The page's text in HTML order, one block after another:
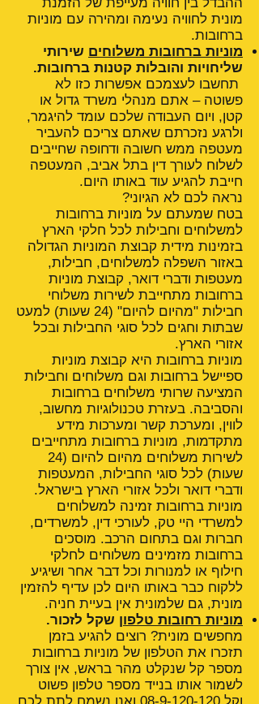
מונית לחוויה נעימה ומהירה עם מוניות
ברחובות.
מוניות ברחובות משלוחים שירותי
שליחויות והובלות קטנות ברחובות.
תחשבו לעצמכם אפשרות כזו לא
פשוטה – אתם מנהלי משרד גדול או
קטן, ויום העבודה שלכם עומד להיגמר,
ולרגע נזכרתם שאתם צריכם להעביר
מעטפה ממש חשובה ודחופה שחייבים
לשלוח לעורך דין בתל אביב, המעטפה
חייבת להגיע עוד באותו היום.
נראה לכם לא הגיוני?
בטח שמעתם על מוניות ברחובות
למשלוחים וחבילות לכל חלקי הארץ
בזמינות מידית קבוצת המוניות הגדולה
באזור השפלה למשלוחים, חבילות,
מעטפות ודברי דואר, קבוצת מוניות
ברחובות מתחייבת לשירות משלוחי
חבילות "מהיום להיום" (24 שעות) למעט
שבתות וחגים לכל סוגי החבילות ובכל
אזורי הארץ.
מוניות ברחובות היא קבוצת מוניות
ספיישל ברחובות וגם משלוחים וחבילות
המציעה שרותי משלוחים ברחובות
והסביבה. בעזרת טכנולוגיות מחשוב,
לווין, ומערכת קשר ומערכות מידע
מתקדמות, מוניות ברחובות מתחייבים
לשירות משלוחים מהיום להיום (24
שעות) לכל סוגי החבילות, המעטפות
ודברי דואר ולכל אזורי הארץ בישראל.
מוניות ברחובות זמינה למשלוחים
למשרדי היי טק, לעורכי דין, למשרדים,
חברות וגם בתחום הרכב. מוסכים
ברחובות מזמינים משלוחים לחלקי
חילוף או למנורות וכל דבר אחר ושיגיע
ללקוח כבר באותו היום לכן עדיף להזמין
מונית, גם שלמונית אין בעיית חניה.
מוניות רחובות טלפון שקל לזכור.
מחפשים מונית? רוצים להגיע בזמן
תזכרו את הטלפון של מוניות ברחובות
מספר קל שנקלט מהר בראש, אין צורך
לשמור אותו בנייד מספר טלפון פשוט